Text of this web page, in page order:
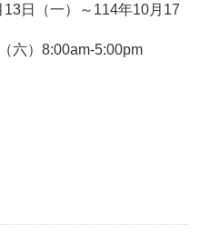
日（一）～114年10月17
六）8:00am-5:00pm